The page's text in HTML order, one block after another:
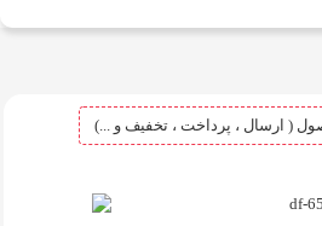
( ارسال ، پرداخت ، تخفیف و ...)